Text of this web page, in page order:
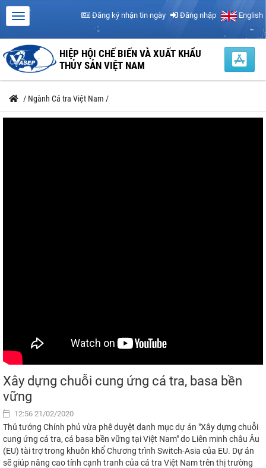
Đăng ký nhận tin ngày Đăng nhập English
HIỆP HỘI CHẾ BIẾN VÀ XUẤT KHẨU
THỦY SẢN VIỆT NAM
/ Ngành Cá tra Việt Nam /
Xây dựng chuỗi cung ứng cá tra, basa bền
vững
12:56 21/02/2020
Thủ tướng Chính phủ vừa phê duyệt danh mục dự án "Xây dựng chuỗi
cung ứng cá tra, cá basa bền vững tại Việt Nam" do Liên minh châu Âu
(EU) tài trợ trong khuôn khổ Chương trình Switch-Asia của EU. Dự án
sẽ giúp nâng cao tính cạnh tranh của cá tra Việt Nam trên thị trường